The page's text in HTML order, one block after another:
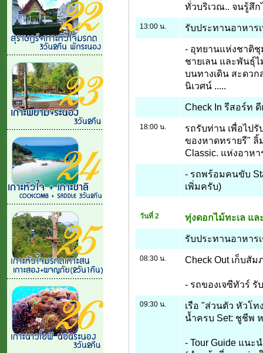
ทั่วบริเวณ.. จนรู้สึก
13:00 น. รับประทานอาหาร
- อุทยานแห่งชาติชุ
ชายเลน และพันธุ์
บนทางเดิน สะดว
นิเวศน์ .....
Check In รีสอร์ท
18:00 น.
รถรับท่าน เพื่อไป
ของหาดทรายรี" ลิ้
Classic. แห่งอาหา
- รถพร้อมคนขับ
เพิ่มครับ)
วันที่ 2 ทุ่งดอกไม้ทะเล แล
รับประทานอาหาร
08:30 น. Check Out เก็บสั
- รถของเจซีทัวร์
09:30 น.
เรือ "ส่วนตัว หัวโ
น้ำครบ Set: ชูชีพ
- Tour Guide แนะ